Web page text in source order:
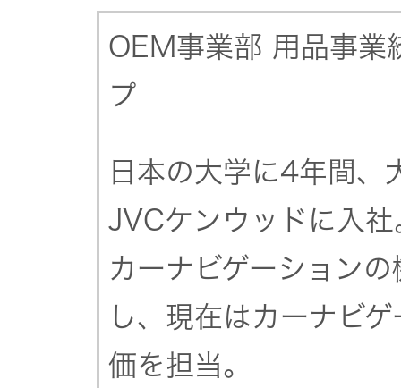
ワイヤレ
ススピー
リー
スポーツ
コミュニ
ケーショ
ンアプリ
KENWOOD
経営体制
コーポレー
事業等のリ
スク
IR資料
株式情報
経営計画
資本市場と
の対話
サステナビ
リティ
環境 (E)
社会 (S)
OEM事業部 用品事業
プ
日本の大学に4年間
JVCケンウッドに入社
カーナビゲーション
し、現在はカーナビ
価を担当。